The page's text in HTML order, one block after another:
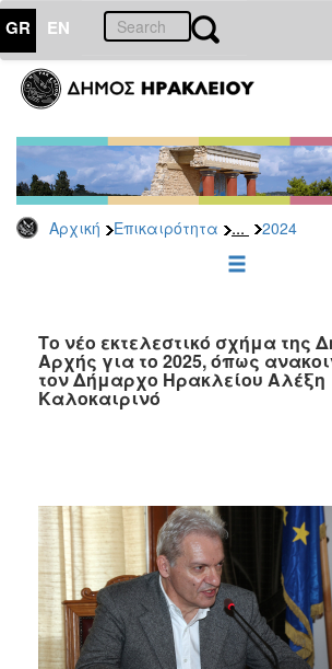
GR EN
Αρχική Επικαιρότητα ... 2024
ΕΠΙΚΑΙΡΟΤΗΤΑ
Τύπου
Αρχείο
2026
2025
2022
2021
2020
2017
2016
2015
2013
2012
Tο νέο εκτελεστικό σχήμα της
Αρχής για το 2025, όπως
τον Δήμαρχο Ηρακλείου Αλέξη
Καλοκαιρινό